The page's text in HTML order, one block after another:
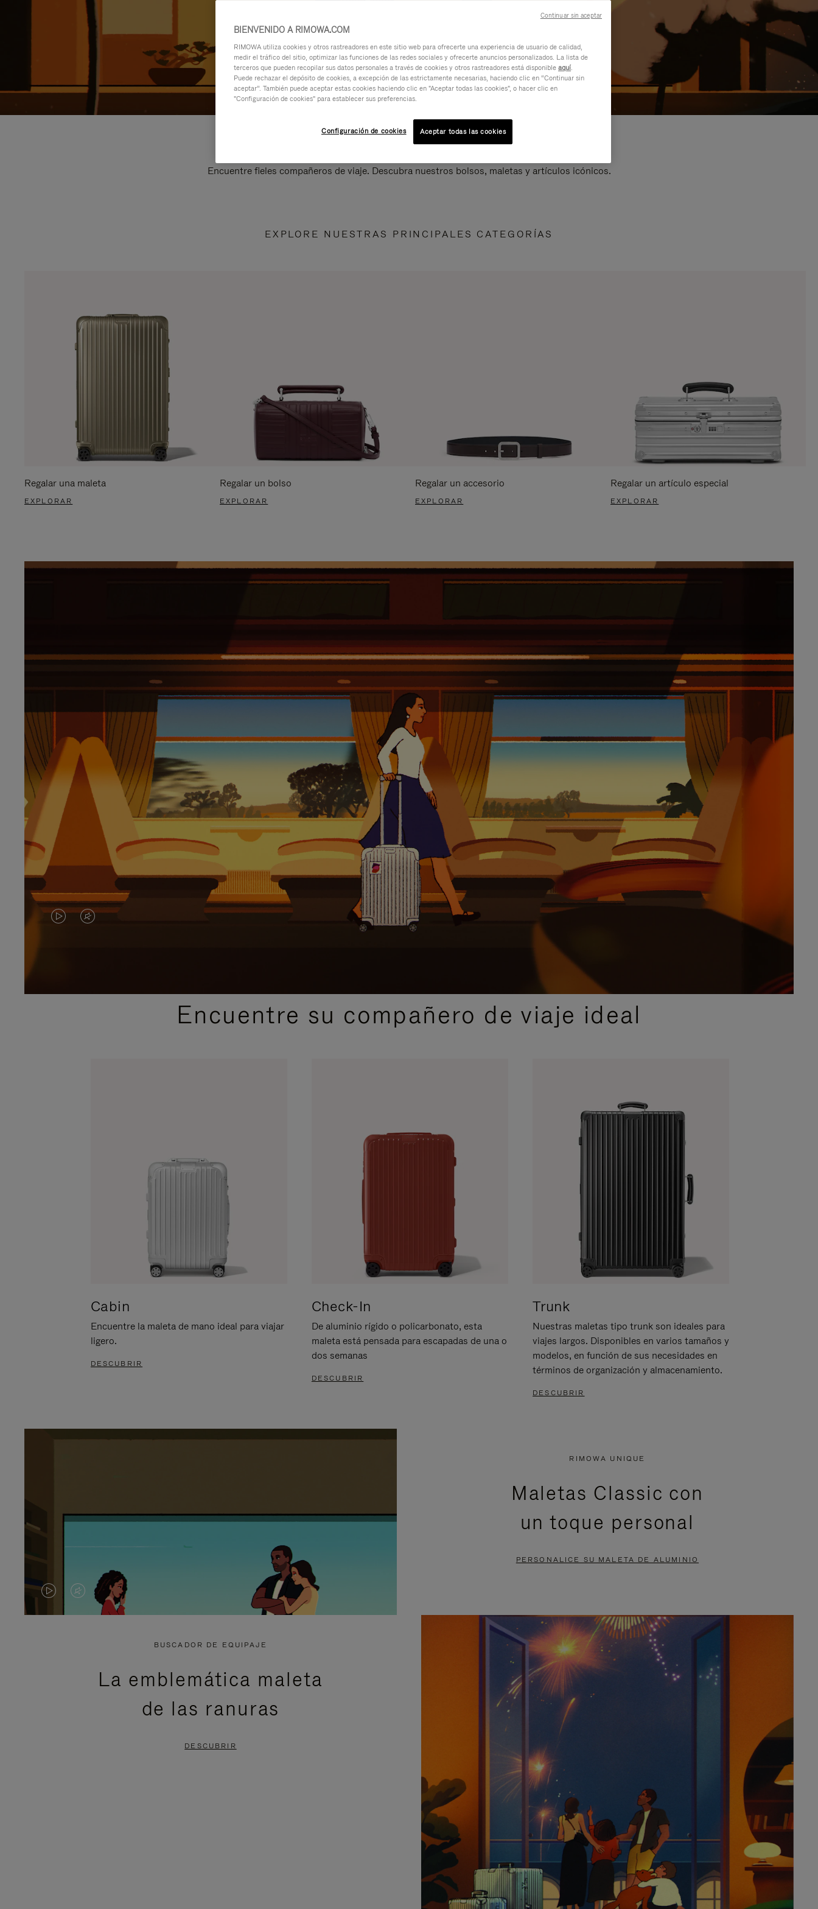
Encuentre fieles compañeros de viaje. Descubra nuestros bolsos, maletas y artículos icónicos.
EXPLORE NUESTRAS PRINCIPALES CATEGORÍAS
Regalar una maleta
EXPLORAR
Regalar un bolso
EXPLORAR
Regalar un accesorio
EXPLORAR
Regalar un artículo especial
EXPLORAR
EL
ESTÁ
EL
VÍDEO
Encuentre su compañero de viaje ideal
Cabin
Encuentre la maleta de mano ideal para viajar
ligero.
DESCUBRIR
Check-In
De aluminio rígido o policarbonato, esta
maleta está pensada para escapadas de una o
dos semanas
DESCUBRIR
Trunk
Nuestras maletas tipo trunk son ideales para
viajes largos. Disponibles en varios tamaños y
modelos, en función de sus necesidades en
términos de organización y almacenamiento.
DESCUBRIR
EL
PAUSADO,
EL
ESTÁ
DESACTIVADO:
RIMOWA UNIQUE
Maletas Classic con
un toque personal
PERSONALICE SU MALETA DE ALUMINIO
BUSCADOR DE EQUIPAJE
La emblemática maleta
de las ranuras
DESCUBRIR
BIENVENIDO A RIMOWA.COM
RIMOWA utiliza cookies y otros rastreadores en este sitio web para ofrecerte una experiencia de usuario de calidad,
medir el tráfico del sitio, optimizar las funciones de las redes sociales y ofrecerte anuncios personalizados. La lista de
terceros que pueden recopilar sus datos personales a través de cookies y otros rastreadores está disponibleaquí.
Puede rechazar el depósito de cookies, a excepción de las estrictamente necesarias, haciendo clic en “Continuar sin
aceptar”. También puede aceptar estas cookies haciendo clic en "Aceptar todas las cookies", o hacer clic en
"Configuración de cookies" para establecer sus preferencias.
Configuración de cookies Aceptar todas las cookies
Continuar sin aceptar